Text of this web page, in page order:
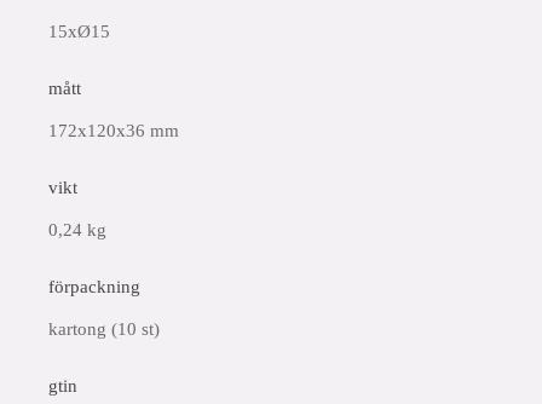
15xØ15
mått
172x120x36 mm
vikt
0,24 kg
förpackning
kartong (10 st)
gtin